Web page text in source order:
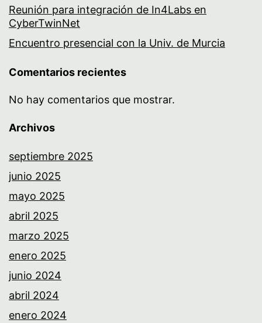
Reunión para integración de In4Labs en
CyberTwinNet
Encuentro presencial con la Univ. de Murcia
Comentarios recientes
No hay comentarios que mostrar.
Archivos
septiembre 2025
junio 2025
mayo 2025
abril 2025
marzo 2025
enero 2025
junio 2024
abril 2024
enero 2024